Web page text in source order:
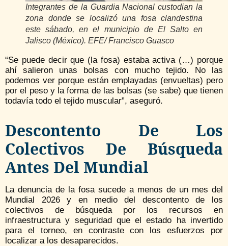
Integrantes de la Guardia Nacional custodian la
zona donde se localizó una fosa clandestina
este sábado, en el municipio de El Salto en
Jalisco (México). EFE/ Francisco Guasco
“Se puede decir que (la fosa) estaba activa (…) porque
ahí salieron unas bolsas con mucho tejido. No las
podemos ver porque están emplayadas (envueltas) pero
por el peso y la forma de las bolsas (se sabe) que tienen
todavía todo el tejido muscular”, aseguró.
Descontento De Los
Colectivos De Búsqueda
Antes Del Mundial
La denuncia de la fosa sucede a menos de un mes del
Mundial 2026 y en medio del descontento de los
colectivos de búsqueda por los recursos en
infraestructura y seguridad que el estado ha invertido
para el torneo, en contraste con los esfuerzos por
localizar a los desaparecidos.